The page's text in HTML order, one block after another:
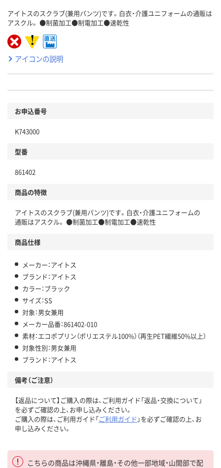
アイトスのスクラブ(兼用パンツ)です。白衣・介護ユニフォームの通販は
アスクル。 ●制菌加工●制電加工●速乾性
アイコンの説明
お申込番号
K743000
型番
861402
商品の特徴
アイトスのスクラブ(兼用パンツ)です。白衣・介護ユニフォームの
通販はアスクル。 ●制菌加工●制電加工●速乾性
商品仕様
メーカー：アイトス
ブランド：アイトス
カラー：ブラック
サイズ：SS
対象：男女兼用
メーカー品番：861402-010
素材：エコポプリン（ポリエステル100%）（再生PET繊維50%以上）
対象性別：男女兼用
ブランド：アイトス
備考（ご注意）
【返品について】ご購入の際は、ご利用ガイド「返品・交換について」
を必ずご確認の上、お申し込みください。
ご購入の際は、ご利用ガイド「ご利用ガイド 」を必ずご確認の上、お
申し込みください。
こちらの商品は沖縄県・離島・その他一部地域・山間部で配